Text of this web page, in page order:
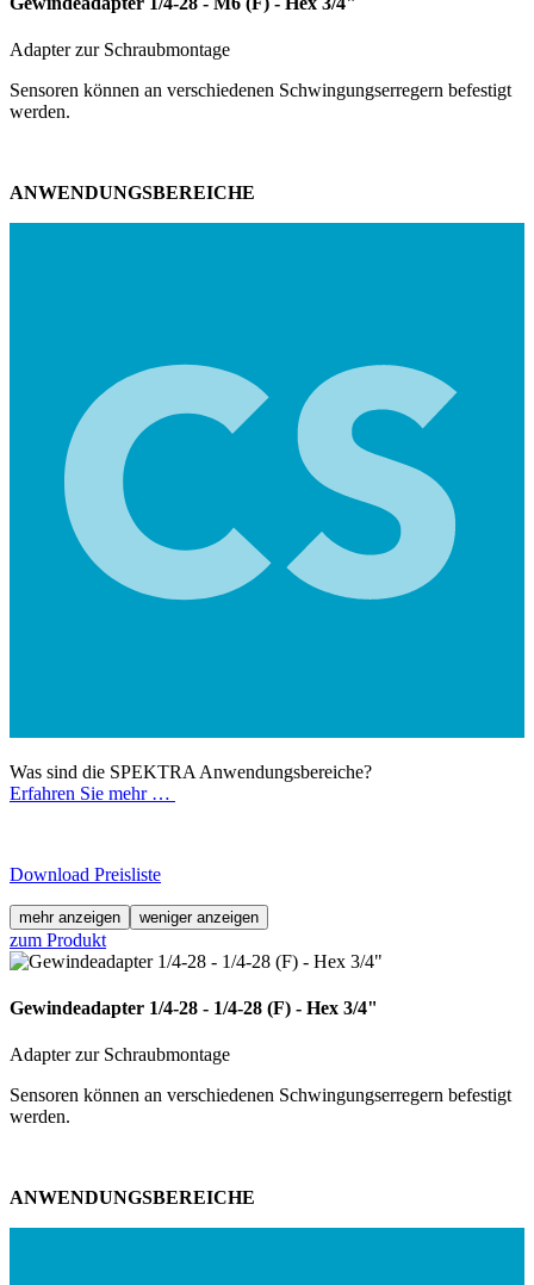
Adapter zur Schraubmontage
Sensoren können an verschiedenen Schwingungserregern befestigt
werden.
ANWENDUNGSBEREICHE
Was sind die SPEKTRA Anwendungsbereiche?
Erfahren Sie mehr …
Download Preisliste
mehr anzeigen weniger anzeigen
zum Produkt
Gewindeadapter 1/4-28 - 1/4-28 (F) - Hex 3/4"
Adapter zur Schraubmontage
Sensoren können an verschiedenen Schwingungserregern befestigt
werden.
ANWENDUNGSBEREICHE